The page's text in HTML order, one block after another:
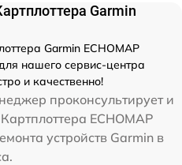
Garmin
Garmin ECHOMAP
нашего сервис-центра
и качественно!
проконсультирует и
ECHOMAP
устройств Garmin в